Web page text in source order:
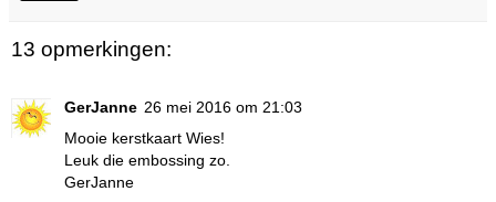
13 opmerkingen:
GerJanne 26 mei 2016 om 21:03
Mooie kerstkaart Wies!
Leuk die embossing zo.
GerJanne